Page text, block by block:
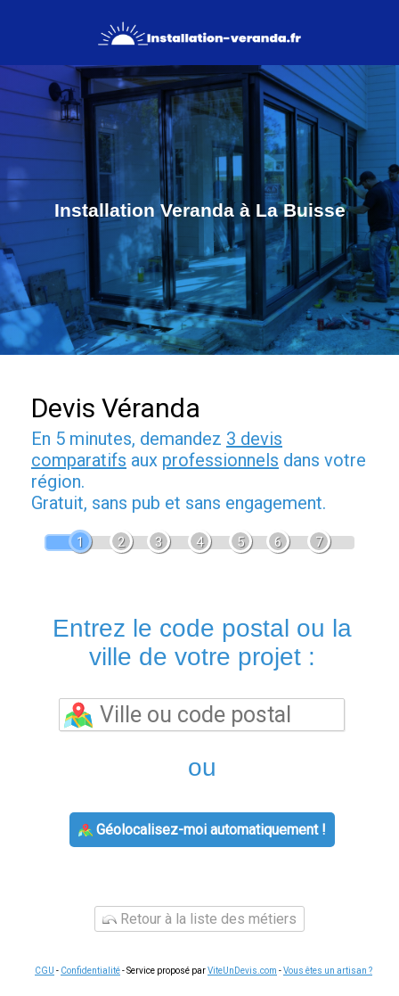
Installation Veranda à La Buisse
Devis Véranda
En 5 minutes, demandez 3 devis
comparatifs aux professionnels dans votre
région.
Gratuit, sans pub et sans engagement.
1 2 3 4 5 6 7
Entrez le code postal ou la
ville de votre projet :
ou
Géolocalisez-moi automatiquement !
Retour à la liste des métiers
CGU - Confidentialité- Service proposé parViteUnDevis.com -Vous êtes un artisan ?